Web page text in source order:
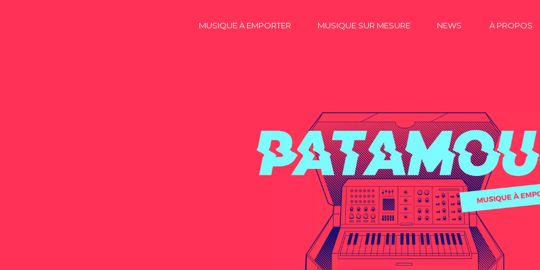
MUSIQUE À EMPORTER MUSIQUE SUR MESURE NEWS À PROPOS